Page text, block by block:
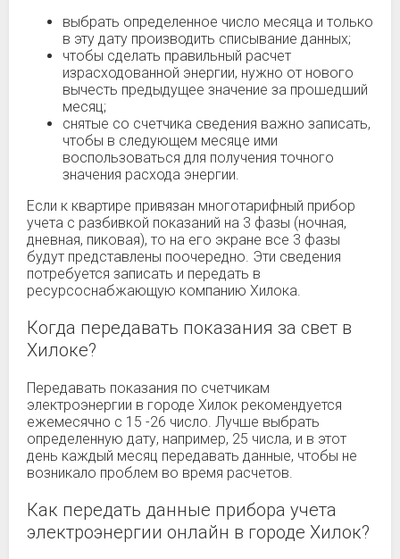
выбрать определенное число месяца и только
в эту дату производить списывание данных;
чтобы сделать правильный расчет
израсходованной энергии, нужно от нового
вычесть предыдущее значение за прошедший
месяц;
снятые со счетчика сведения важно записать,
чтобы в следующем месяце ими
воспользоваться для получения точного
значения расхода энергии.
Если к квартире привязан многотарифный прибор
учета с разбивкой показаний на 3 фазы (ночная,
дневная, пиковая), то на его экране все 3 фазы
будут представлены поочередно. Эти сведения
потребуется записать и передать в
ресурсоснабжающую компанию Хилока.
Когда передавать показания за свет в
Хилоке?
Передавать показания по счетчикам
электроэнергии в городе Хилок рекомендуется
ежемесячно с 15 -26 число. Лучше выбрать
определенную дату, например, 25 числа, и в этот
день каждый месяц передавать данные, чтобы не
возникало проблем во время расчетов.
Как передать данные прибора учета
электроэнергии онлайн в городе Хилок?